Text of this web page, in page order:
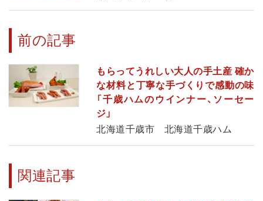
前の記事
もらってうれしい大人の手土産 確か
な材料と丁寧な手づくりで感動の味
「千歳ハムのウインナー、ソーセー
ジ」
北海道千歳市 北海道千歳ハム
関連記事